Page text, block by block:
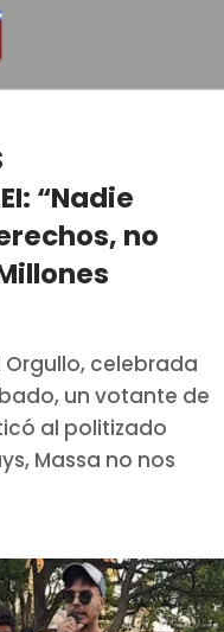
“Nadie
no
Orgullo, celebrada
un votante de
al politizado
Massa no nos